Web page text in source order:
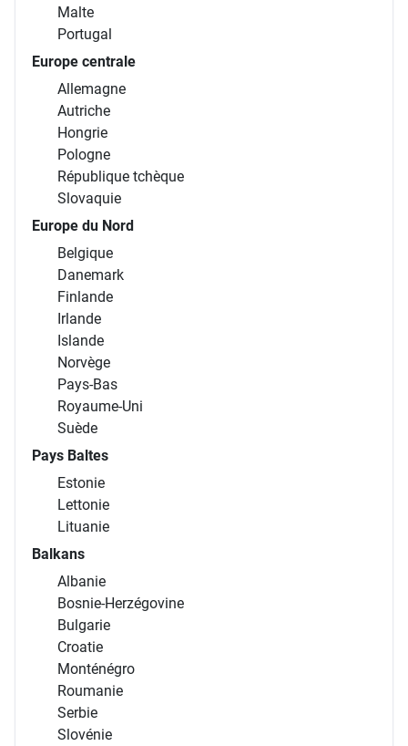
Malte
Portugal
Europe centrale
Allemagne
Autriche
Hongrie
Pologne
République tchèque
Slovaquie
Europe du Nord
Belgique
Danemark
Finlande
Irlande
Islande
Norvège
Pays-Bas
Royaume-Uni
Suède
Pays Baltes
Estonie
Lettonie
Lituanie
Balkans
Albanie
Bosnie-Herzégovine
Bulgarie
Croatie
Monténégro
Roumanie
Serbie
Slovénie